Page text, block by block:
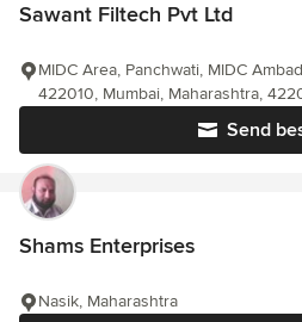
Sawant Filtech Pvt Ltd
Send
MIDC Area, Panchwati, MIDC
422010, Mumbai, Maharashtra,
Shams Enterprises
Nasik, Maharashtra